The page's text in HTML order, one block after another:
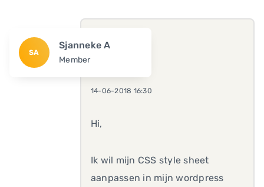
SA
Sjanneke A
Member
14-06-2018 16:30
Hi,
Ik wil mijn CSS style sheet
aanpassen in mijn wordpress